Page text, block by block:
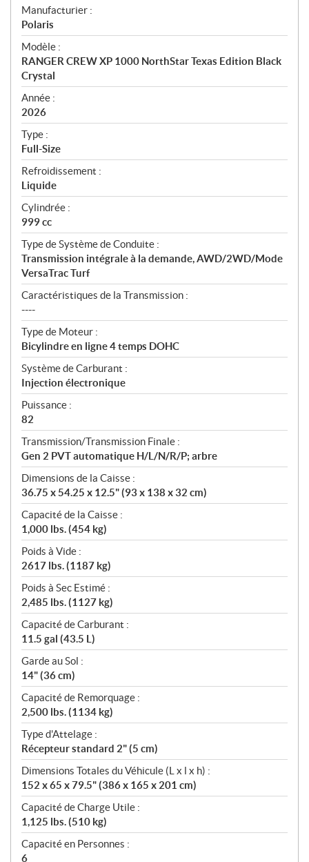
S
p
é
c
i
f
i
c
a
t
i
o
n
s
Manufacturier :
Polaris
Modèle :
RANGER CREW XP 1000 NorthStar Texas Edition Black
Crystal
Année :
2026
Type :
Full-Size
Refroidissement :
Liquide
Cylindrée :
999 cc
Type de Système de Conduite :
Transmission intégrale à la demande, AWD/2WD/Mode
VersaTrac Turf
Caractéristiques de la Transmission :
----
Type de Moteur :
Bicylindre en ligne 4 temps DOHC
Système de Carburant :
Injection électronique
Puissance :
82
Transmission/Transmission Finale :
Gen 2 PVT automatique H/L/N/R/P; arbre
Dimensions de la Caisse :
36.75 x 54.25 x 12.5" (93 x 138 x 32 cm)
Capacité de la Caisse :
1,000 lbs. (454 kg)
Poids à Vide :
2617 lbs. (1187 kg)
Poids à Sec Estimé :
2,485 lbs. (1127 kg)
Capacité de Carburant :
11.5 gal (43.5 L)
Garde au Sol :
14" (36 cm)
Capacité de Remorquage :
2,500 lbs. (1134 kg)
Type d'Attelage :
Récepteur standard 2" (5 cm)
Dimensions Totales du Véhicule (L x l x h) :
152 x 65 x 79.5" (386 x 165 x 201 cm)
Capacité de Charge Utile :
1,125 lbs. (510 kg)
Capacité en Personnes :
6